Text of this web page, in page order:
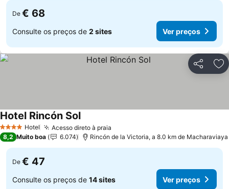
De € 68
Consulte os preços de 2 sites Ver preços
Partilhar
4 EstrelasHotel Acesso direto à praia
Hotel Rincón SolVer preços
8,2 Muito boa 6.074 Rincón de la Victoria, a 8.0 km de Macharaviaya
De € 47
Consulte os preços de 14 sites Ver preços